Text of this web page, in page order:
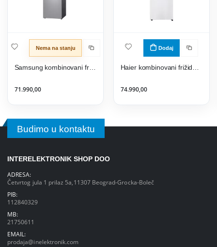
Nema na stanju
Samsung kombinovani frižider RB38T600FSA/EK
71.990,00
Dodaj
74.990,00
Budimo u kontaktu
INTERELEKTRONIK SHOP DOO
ADRESA:
Četvrtog jula 1 prilaz 5a,11307 Beograd-Grocka-Boleč
PIB:
112840329
MB:
21750611
EMAIL:
prodaja@inelektronik.com